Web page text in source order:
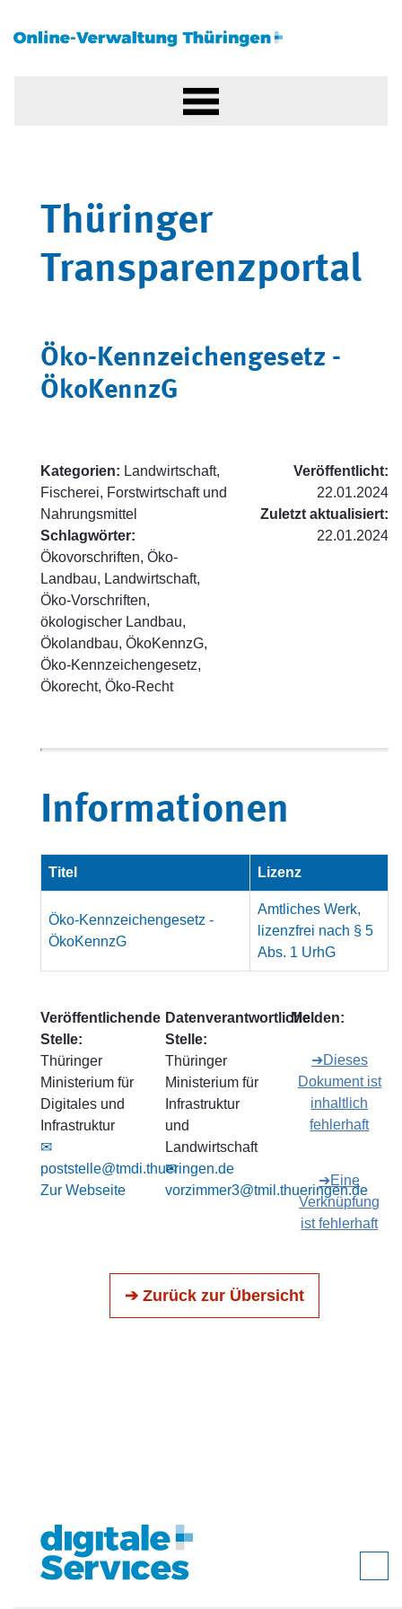
Thüringer
Transparenzportal
Öko-Kennzeichengesetz -
ÖkoKennzG
Kategorien: Landwirtschaft,
Fischerei, Forstwirtschaft und
Nahrungsmittel
Schlagwörter:
Ökovorschriften, Öko-
Landbau, Landwirtschaft,
Öko-Vorschriften,
ökologischer Landbau,
Ökolandbau, ÖkoKennzG,
Öko-Kennzeichengesetz,
Ökorecht, Öko-Recht
Veröffentlicht:
22.01.2024
Zuletzt aktualisiert:
22.01.2024
Informationen
Titel Lizenz
Öko-Kennzeichengesetz -
ÖkoKennzG
Amtliches Werk,
lizenzfrei nach § 5
Abs. 1 UrhG
Veröffentlichende
Stelle:
Thüringer
Ministerium für
Digitales und
Infrastruktur
✉
poststelle@tmdi.thueringen.de
Zur Webseite
Datenverantwortliche
Stelle:
Thüringer
Ministerium für
Infrastruktur
und
Landwirtschaft
✉
vorzimmer3@tmil.thueringen.de
Melden:
➔Dieses
Dokument ist
inhaltlich
fehlerhaft
➔Eine
Verknüpfung
ist fehlerhaft
➔ Zurück zur Übersicht